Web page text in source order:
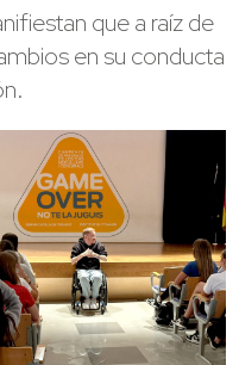
que a raíz de
en su conducta